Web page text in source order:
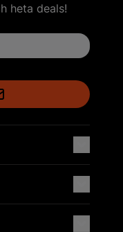
heta deals!